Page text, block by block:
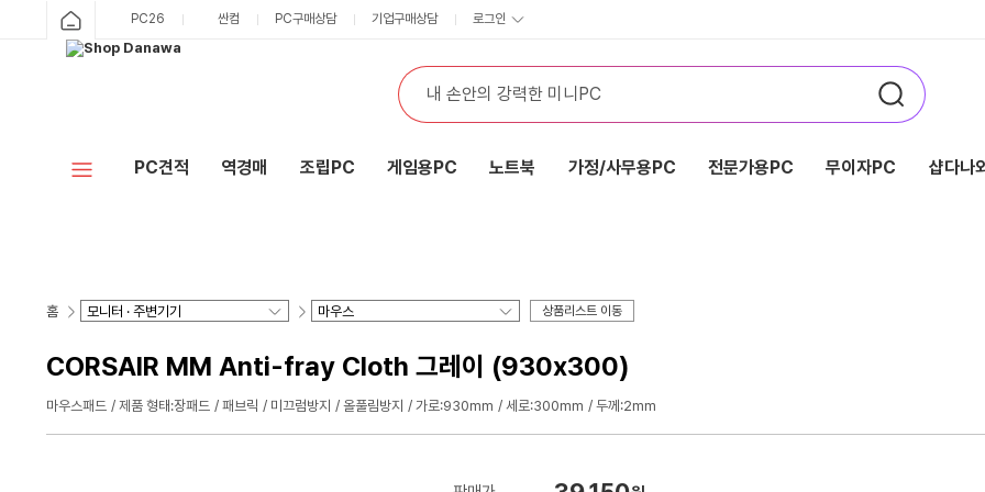
PC26 싼컴 PC구매상담 기업구매상담 로그인
PC견적 역경매 조립PC 게임용PC 노트북 가정/사무용PC 전문가용PC 무이자PC 샵다나
홈 상품리스트 이동
CORSAIR MM Anti-fray Cloth 그레이 (930x300)
마우스패드 제품 형태:장패드 패브릭 미끄럼방지 올풀림방지 가로:930mm 세로:300mm 두께:2mm